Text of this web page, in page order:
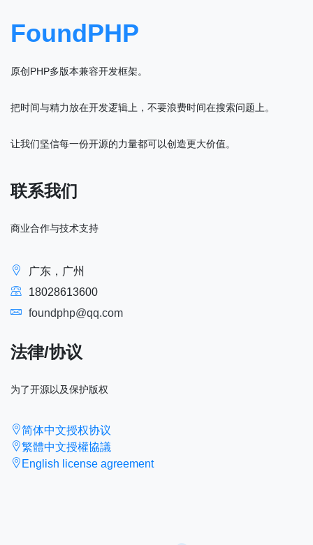
FoundPHP
原创PHP多版本兼容开发框架。
把时间与精力放在开发逻辑上，不要浪费时间在搜索问题上。
让我们坚信每一份开源的力量都可以创造更大价值。
联系我们
商业合作与技术支持
广东，广州
18028613600
foundphp@qq.com
法律/协议
为了开源以及保护版权
简体中文授权协议
繁體中文授權協議
English license agreement